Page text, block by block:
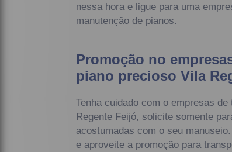
nessa hora e ligue para uma
manutenção de pianos.
Promoção no
piano precioso Vila
Tenha cuidado com o empresas
Regente Feijó, solicite somente
acostumadas com o seu
e aproveite a promoção para